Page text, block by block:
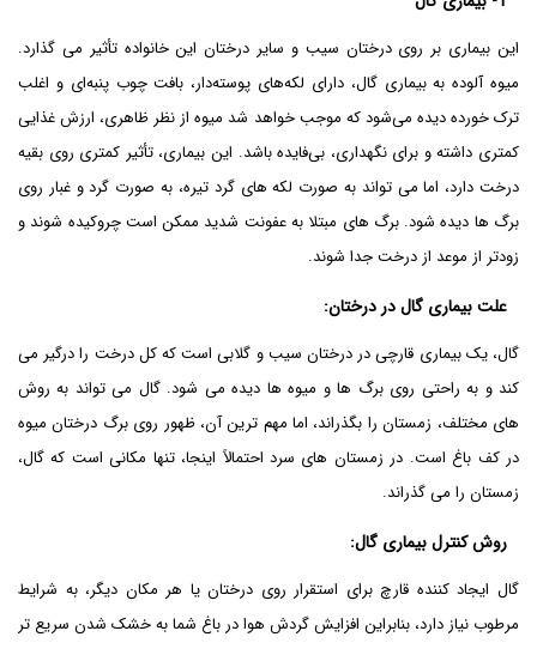
این بیماری بر روی درختان سیب و سایر درختان این خانواده تأثیر می گذارد.
میوه آلوده به بیماری گال، دارای لکه‌های پوسته‌دار، بافت چوب پنبه‌ای و اغلب
ترک خورده دیده می‌شود که موجب خواهد شد میوه از نظر ظاهری، ارزش غذایی
کمتری داشته و برای نگهداری، بی‌فایده باشد. این بیماری، تأثیر کمتری روی بقیه
درخت دارد، اما می تواند به صورت لکه های گرد تیره، به صورت گرد و غبار روی
برگ ها دیده شود. برگ های مبتلا به عفونت شدید ممکن است چروکیده شوند و
زودتر از موعد از درخت جدا شوند.
علت بیماری گال در درختان:
گال، یک بیماری قارچی در درختان سیب و گلابی است که کل درخت را درگیر می
کند و به راحتی روی برگ ها و میوه ها دیده می شود. گال می تواند به روش
های مختلف، زمستان را بگذراند، اما مهم ترین آن، ظهور روی برگ درختان میوه
در کف باغ است. در زمستان های سرد احتمالاً اینجا، تنها مکانی است که گال،
زمستان را می گذراند.
روش کنترل بیماری گال:
گال ایجاد کننده قارچ برای استقرار روی درختان یا هر مکان دیگر، به شرایط
مرطوب نیاز دارد، بنابراین افزایش گردش هوا در باغ شما به خشک شدن سریع تر